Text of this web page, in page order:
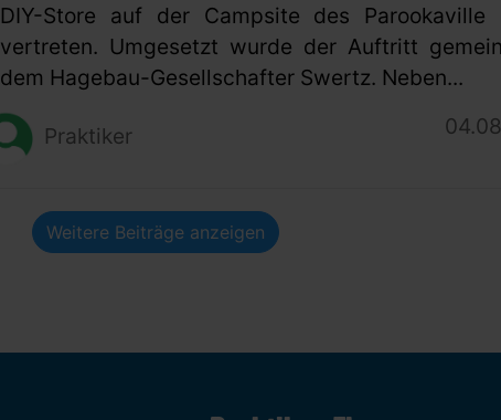
DIY-Store auf der Campsite des Parookaville
vertreten. Umgesetzt wurde der Auftritt
dem Hagebau-Gesellschafter Swertz. Neben...
Praktiker
Weitere Beiträge anzeigen